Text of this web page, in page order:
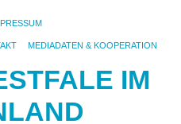
MEDIADATEN & KOOPERATION
IM